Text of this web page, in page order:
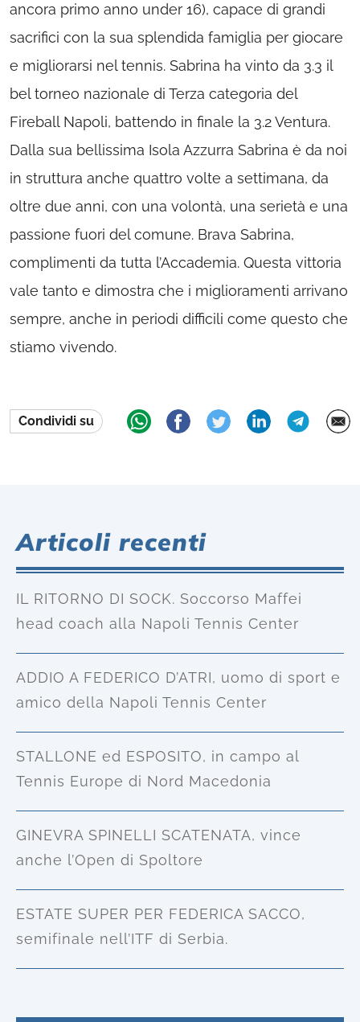
ancora primo anno under 16), capace di grandi
sacrifici con la sua splendida famiglia per giocare
e migliorarsi nel tennis. Sabrina ha vinto da 3.3 il
bel torneo nazionale di Terza categoria del
Fireball Napoli, battendo in finale la 3.2 Ventura.
Dalla sua bellissima Isola Azzurra Sabrina è da noi
in struttura anche quattro volte a settimana, da
oltre due anni, con una volontà, una serietà e una
passione fuori del comune. Brava Sabrina,
complimenti da tutta l’Accademia. Questa vittoria
vale tanto e dimostra che i miglioramenti arrivano
sempre, anche in periodi difficili come questo che
stiamo vivendo.
Condividi su
Articoli recenti
IL RITORNO DI SOCK. Soccorso Maffei
head coach alla Napoli Tennis Center
ADDIO A FEDERICO D’ATRI, uomo di sport e
amico della Napoli Tennis Center
STALLONE ed ESPOSITO, in campo al
Tennis Europe di Nord Macedonia
GINEVRA SPINELLI SCATENATA, vince
anche l’Open di Spoltore
ESTATE SUPER PER FEDERICA SACCO,
semifinale nell’ITF di Serbia.